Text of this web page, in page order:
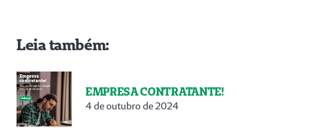
Leia também:
EMPRESA CONTRATANTE!
4 de outubro de 2024